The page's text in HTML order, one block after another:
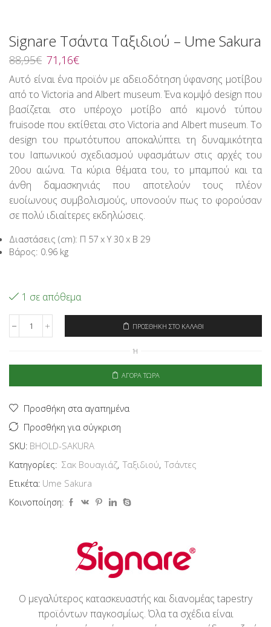
Signare Τσάντα Ταξιδιού – Ume Sakura
88,95€ Original
price
was:
88,95€.
71,16€Η
τρέχουσα
τιμή
είναι:
71,16€.
Αυτό είναι ένα προϊόν με αδειοδότηση ύφανσης μοτίβου
από το Victoria and Albert museum. Ένα κομψό design που
βασίζεται στο υπέροχο μοτίβο από κιμονό τύπου
fruisode που εκτίθεται στο Victoria and Albert museum. To
design του πρωτότυπου αποκαλύπτει τη δυναμικότητα
του Ιαπωνικού σχεδιασμού υφασμάτων στις αρχές του
20ου αιώνα. Τα κύρια θέματα του, το μπαμπού και τα
άνθη δαμασκηνιάς που αποτελούν τους πλέον
ευοίωνους συμβολισμούς, υπονοούν πως το φορούσαν
σε πολύ ιδιαίτερες εκδηλώσεις.
Διαστάσεις (cm): Π 57 x Υ 30 x Β 29
Βάρος: 0.96 kg
1 σε απόθεμα
Signare
-
Sakura
ΠΡΟΣΘΉΚΗ ΣΤΟ ΚΑΛΆΘΙ
Ή
ΑΓΟΡΆ ΤΏΡΑ
Προσθήκη στα αγαπημένα
Προσθήκη για σύγκριση
SKU: BHOLD-SAKURA
Κατηγορίες: Σακ Βουαγιάζ, Ταξιδιού, Τσάντες
Ετικέτα: Ume Sakura
Κοινοποίηση:
Ο μεγαλύτερος κατασκευαστής και διανομέας tapestry
προϊόντων παγκοσμίως. Όλα τα σχέδια είναι